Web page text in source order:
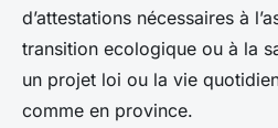
d’attestations nécessaires à
transition ecologique ou à la
un projet loi ou la vie
comme en province.